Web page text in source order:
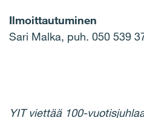
Ilmoittautuminen
Sari Malka, puh. 050 539
YIT viettää 100-